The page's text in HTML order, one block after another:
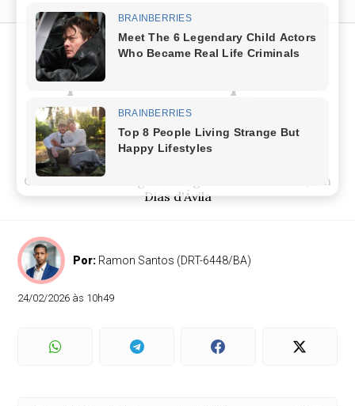
Tiroteio com mais de 100
disparos mobiliza polícia e
Graer em Dias d’Ávila
Quatro homens armados com fuzis seriam os
responsáveis pelos disparos; cinco viaturas e o
Graer atuam na região da Água Mineral Indaiá, em
Dias d'Ávila
Por: Ramon Santos (DRT-6448/BA)
24/02/2026 às 10h49